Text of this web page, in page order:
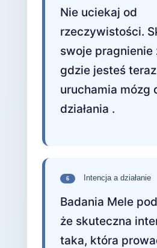
Nie uciekaj od
rzeczywistości.
swoje pragnienie
gdzie jesteś
uruchamia mózg
działania .
6 Intencja a działanie
Badania Mele
że skuteczna
taka, która